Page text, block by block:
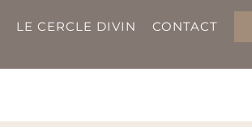
LE CERCLE DIVIN CONTACT